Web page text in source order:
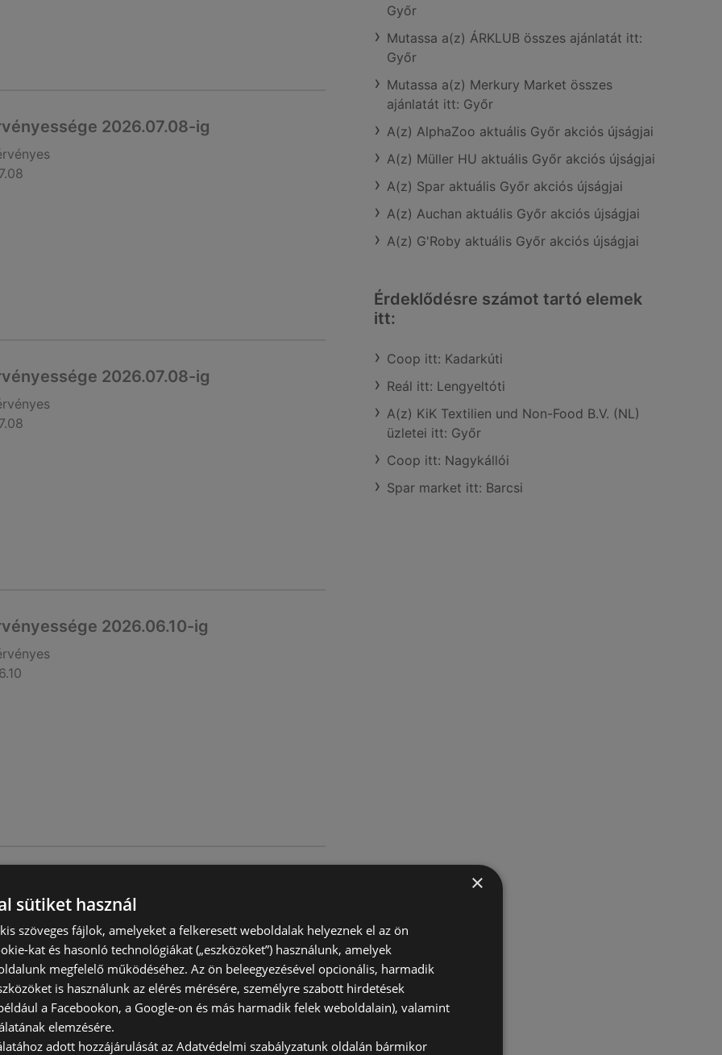
2026.07.08-ig
2026.07.08-ig
2026.06.10-ig
2026.06.10-ig
Győr
Mutassa a(z) ÁRKLUB összes ajánlatát itt:
Győr
Mutassa a(z) Merkury Market összes
ajánlatát itt: Győr
A(z) AlphaZoo aktuális Győr akciós újságjai
A(z) Müller HU aktuális Győr akciós újságjai
A(z) Spar aktuális Győr akciós újságjai
A(z) Auchan aktuális Győr akciós újságjai
A(z) G'Roby aktuális Győr akciós újságjai
Érdeklődésre számot tartó elemek
itt:
Coop itt: Kadarkúti
Reál itt: Lengyeltóti
A(z) KiK Textilien und Non-Food B.V. (NL)
üzletei itt: Győr
Coop itt: Nagykállói
Spar market itt: Barcsi
×
sütiket használ
szöveges fájlok, amelyeket a felkeresett weboldalak helyeznek el az ön
kat és hasonló technológiákat („eszközöket”) használunk, amelyek
megfelelő működéséhez. Az ön beleegyezésével opcionális, harmadik
is használunk az elérés mérésére, személyre szabott hirdetések
a Facebookon, a Google-on és más harmadik felek weboldalain), valamint
elemzésére.
adott hozzájárulását az Adatvédelmi szabályzatunk oldalán bármikor